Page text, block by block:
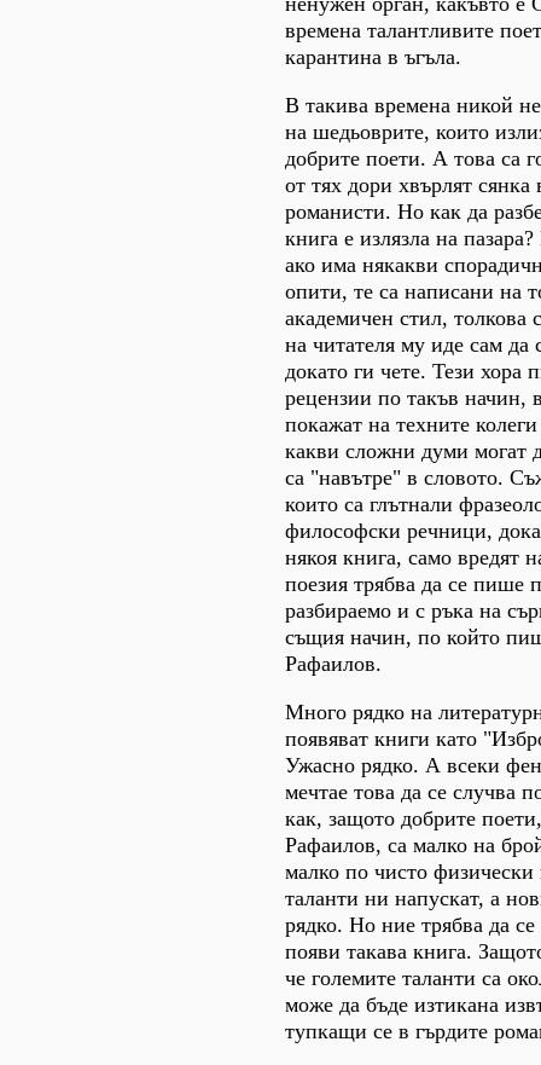
времена талантливите
карантина в ъгъла.
В такива времена никой
на шедьоврите, които
добрите поети. А това са
от тях дори хвърлят сянка
романисти. Но как да
книга е излязла на
ако има някакви
опити, те са написани на
академичен стил, толкова
на читателя му иде сам да
докато ги чете. Тези хора
рецензии по такъв начин,
покажат на техните
какви сложни думи могат
са "навътре" в словото.
които са глътнали
философски речници,
някоя книга, само вредят
поезия трябва да се пише
разбираемо и с ръка на
същия начин, по който
Рафаилов.
Много рядко на
появяват книги като
Ужасно рядко. А всеки
мечтае това да се случва
как, защото добрите
Рафаилов, са малко на
малко по чисто
таланти ни напускат, а
рядко. Но ние трябва да се
появи такава книга.
че големите таланти са
може да бъде изтикана
тупкащи се в гърдите